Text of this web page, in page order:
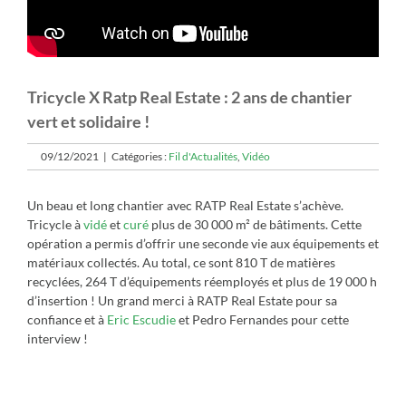
Tricycle X Ratp Real Estate : 2 ans de chantier
vert et solidaire !
09/12/2021 | Catégories : Fil d'Actualités Vidéo
Un beau et long chantier avec RATP Real Estate s’achève.
Tricycle àvidéetcuré plus de 30 000 m² de bâtiments. Cette
opération a permis d’offrir une seconde vie aux équipements et
matériaux collectés. Au total, ce sont 810 T de matières
recyclées, 264 T d’équipements réemployés et plus de 19 000 h
d’insertion ! Un grand merci à RATP Real Estate pour sa
confiance et à Eric Escudieet Pedro Fernandes pour cette
interview !